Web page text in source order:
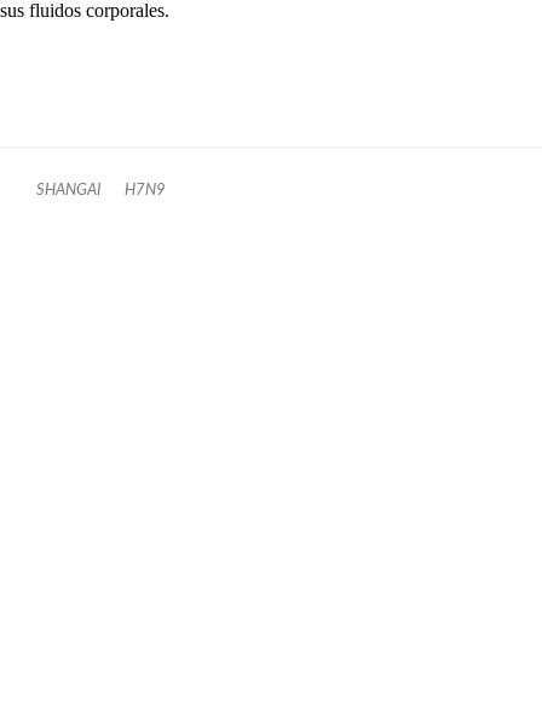
sus fluidos corporales.
SHANGAI H7N9